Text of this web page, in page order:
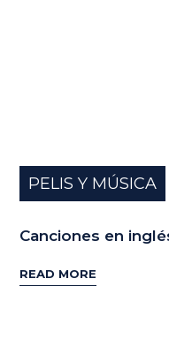
PELIS Y MÚSICA
Canciones en
READ MORE